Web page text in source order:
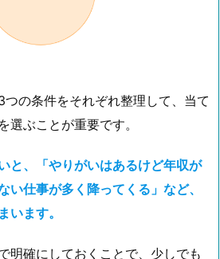
の条件をそれぞれ整理して、当て
選ぶことが重要です。
と、「やりがいはあるけど年収が
い仕事が多く降ってくる」など、
います。
明確にしておくことで、少しでも